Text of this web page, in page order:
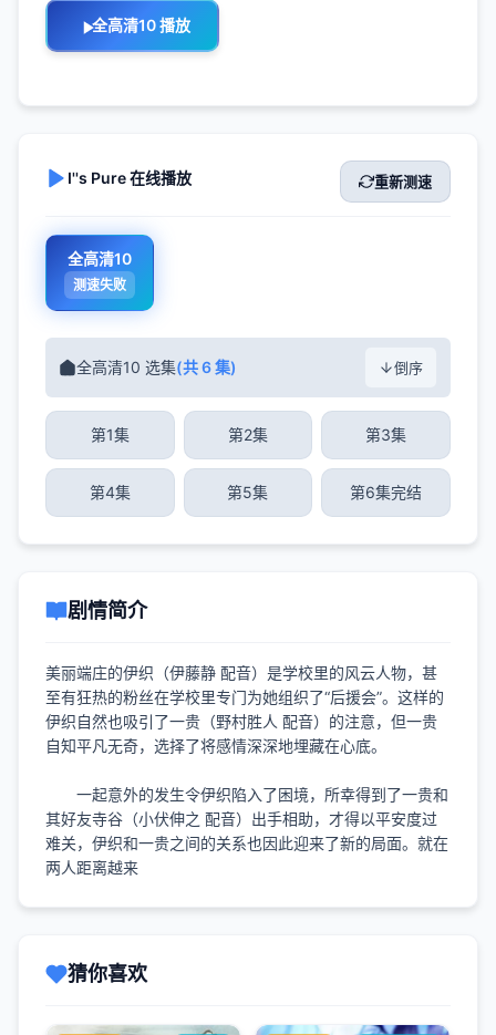
全高清10 播放
I''s Pure 在线播放 重新测速
全高清10
测速失败
全高清10 选集(共 6 集) 倒序
第1集 第2集 第3集
第4集 第5集 第6集完结
剧情简介
美丽端庄的伊织（伊藤静 配音）是学校里的风云人物，甚
至有狂热的粉丝在学校里专门为她组织了“后援会”。这样的
伊织自然也吸引了一贵（野村胜人 配音）的注意，但一贵
自知平凡无奇，选择了将感情深深地埋藏在心底。
一起意外的发生令伊织陷入了困境，所幸得到了一贵和
其好友寺谷（小伏伸之 配音）出手相助，才得以平安度过
难关，伊织和一贵之间的关系也因此迎来了新的局面。就在
两人距离越来
猜你喜欢